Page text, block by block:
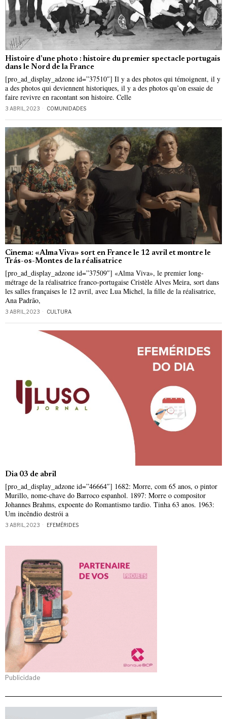
Histoire d’une photo : histoire du premier spectacle portugais
dans le Nord de la France
[pro_ad_display_adzone id=”37510″] Il y a des photos qui témoignent, il y
a des photos qui deviennent historiques, il y a des photos qu’on essaie de
faire revivre en racontant son histoire. Celle
3 ABRIL, 2023 COMUNIDADES
Cinema: «Alma Viva» sort en France le 12 avril et montre le
Trás-os-Montes de la réalisatrice
[pro_ad_display_adzone id=”37509″] «Alma Viva», le premier long-
métrage de la réalisatrice franco-portugaise Cristèle Alves Meira, sort dans
les salles françaises le 12 avril, avec Lua Michel, la fille de la réalisatrice,
Ana Padrão,
3 ABRIL, 2023 CULTURA
Dia 03 de abril
[pro_ad_display_adzone id=”46664″] 1682: Morre, com 65 anos, o pintor
Murillo, nome-chave do Barroco espanhol. 1897: Morre o compositor
Johannes Brahms, expoente do Romantismo tardio. Tinha 63 anos. 1963:
Um incêndio destrói a
3 ABRIL, 2023 EFEMÉRIDES
Publicidade